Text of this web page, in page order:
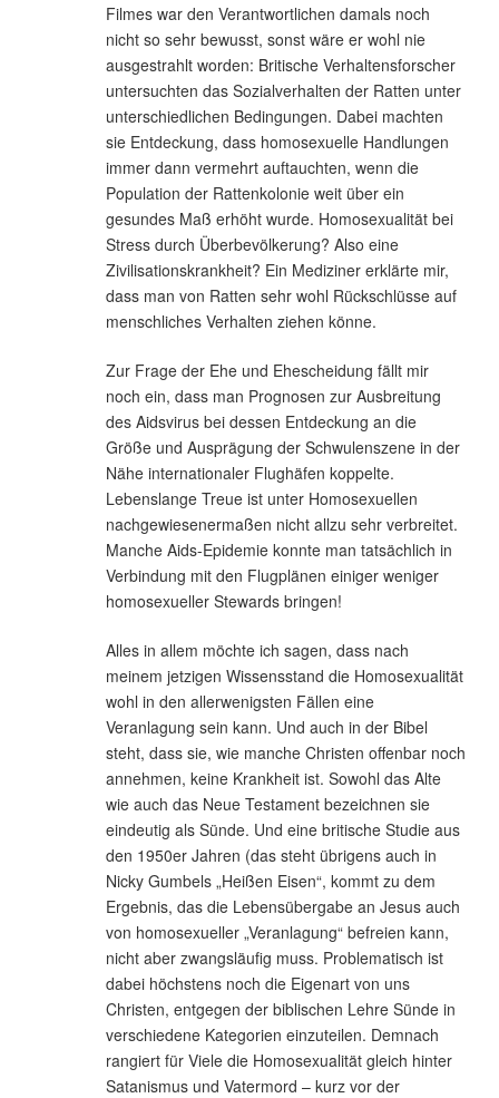
Filmes war den Verantwortlichen damals noch
nicht so sehr bewusst, sonst wäre er wohl nie
ausgestrahlt worden: Britische Verhaltensforscher
untersuchten das Sozialverhalten der Ratten unter
unterschiedlichen Bedingungen. Dabei machten
sie Entdeckung, dass homosexuelle Handlungen
immer dann vermehrt auftauchten, wenn die
Population der Rattenkolonie weit über ein
gesundes Maß erhöht wurde. Homosexualität bei
Stress durch Überbevölkerung? Also eine
Zivilisationskrankheit? Ein Mediziner erklärte mir,
dass man von Ratten sehr wohl Rückschlüsse auf
menschliches Verhalten ziehen könne.
Zur Frage der Ehe und Ehescheidung fällt mir
noch ein, dass man Prognosen zur Ausbreitung
des Aidsvirus bei dessen Entdeckung an die
Größe und Ausprägung der Schwulenszene in der
Nähe internationaler Flughäfen koppelte.
Lebenslange Treue ist unter Homosexuellen
nachgewiesenermaßen nicht allzu sehr verbreitet.
Manche Aids-Epidemie konnte man tatsächlich in
Verbindung mit den Flugplänen einiger weniger
homosexueller Stewards bringen!
Alles in allem möchte ich sagen, dass nach
meinem jetzigen Wissensstand die Homosexualität
wohl in den allerwenigsten Fällen eine
Veranlagung sein kann. Und auch in der Bibel
steht, dass sie, wie manche Christen offenbar noch
annehmen, keine Krankheit ist. Sowohl das Alte
wie auch das Neue Testament bezeichnen sie
eindeutig als Sünde. Und eine britische Studie aus
den 1950er Jahren (das steht übrigens auch in
Nicky Gumbels „Heißen Eisen“, kommt zu dem
Ergebnis, das die Lebensübergabe an Jesus auch
von homosexueller „Veranlagung“ befreien kann,
nicht aber zwangsläufig muss. Problematisch ist
dabei höchstens noch die Eigenart von uns
Christen, entgegen der biblischen Lehre Sünde in
verschiedene Kategorien einzuteilen. Demnach
rangiert für Viele die Homosexualität gleich hinter
Satanismus und Vatermord – kurz vor der